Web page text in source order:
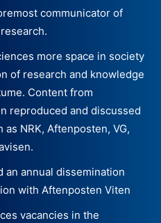
communicator of
more space in society
of research and knowledge
Content from
reproduced and discussed
NRK, Aftenposten, VG,
an annual dissemination
with Aftenposten Viten
vacancies in the